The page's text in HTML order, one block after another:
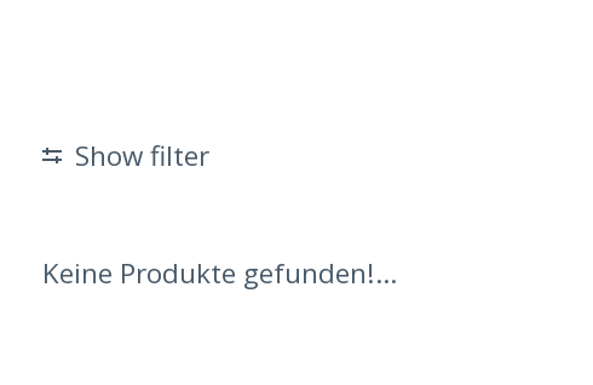
Show filter
Keine Produkte gefunden!...